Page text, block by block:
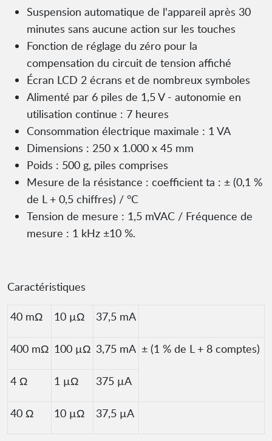
Suspension automatique de l'appareil après 30
minutes sans aucune action sur les touches
Fonction de réglage du zéro pour la
compensation du circuit de tension affiché
Écran LCD 2 écrans et de nombreux symboles
Alimenté par 6 piles de 1,5 V - autonomie en
utilisation continue : 7 heures
Consommation électrique maximale : 1 VA
Dimensions : 250 x 1.000 x 45 mm
Poids : 500 g, piles comprises
Mesure de la résistance : coefficient ta : ± (0,1 %
de L + 0,5 chiffres) / °C
Tension de mesure : 1,5 mVAC / Fréquence de
mesure : 1 kHz ±10 %.
Caractéristiques
40 mΩ 10 µΩ 37,5 mA
400 mΩ 100 µΩ 3,75 mA ± (1 % de L + 8 comptes)
4 Ω 1 µΩ 375 µA
40 Ω 10 µΩ 37,5 µA